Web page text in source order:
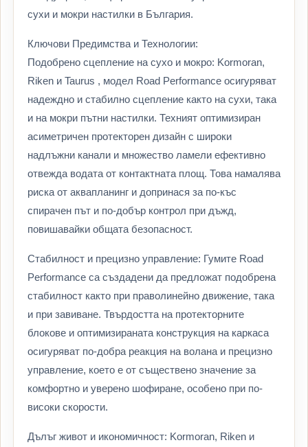
сухи и мокри настилки в България.
Ключови Предимства и Технологии:
Подобрено сцепление на сухо и мокро: Kormoran,
Riken и Taurus , модел Road Performance осигуряват
надеждно и стабилно сцепление както на сухи, така
и на мокри пътни настилки. Техният оптимизиран
асиметричен протекторен дизайн с широки
надлъжни канали и множество ламели ефективно
отвежда водата от контактната площ. Това намалява
риска от аквапланинг и допринася за по-къс
спирачен път и по-добър контрол при дъжд,
повишавайки общата безопасност.
Стабилност и прецизно управление: Гумите Road
Performance са създадени да предложат подобрена
стабилност както при праволинейно движение, така
и при завиване. Твърдостта на протекторните
блокове и оптимизираната конструкция на каркаса
осигуряват по-добра реакция на волана и прецизно
управление, което е от съществено значение за
комфортно и уверено шофиране, особено при по-
високи скорости.
Дълъг живот и икономичност: Kormoran, Riken и